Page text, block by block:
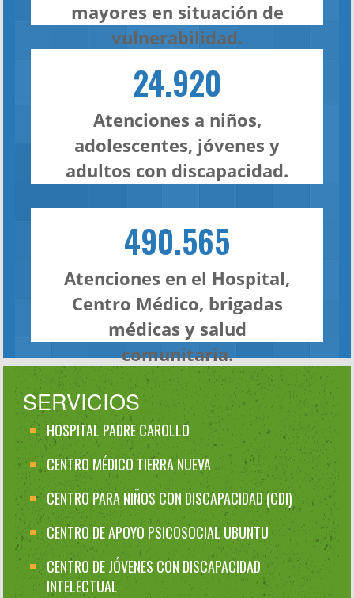
mayores en situación de
vulnerabilidad.
24.920
Atenciones a niños,
adolescentes, jóvenes y
adultos con discapacidad.
490.565
Atenciones en el Hospital,
Centro Médico, brigadas
médicas y salud
comunitaria.
SERVICIOS
HOSPITAL PADRE CAROLLO
CENTRO MÉDICO TIERRA NUEVA
CENTRO PARA NIÑOS CON DISCAPACIDAD (CDI)
CENTRO DE APOYO PSICOSOCIAL UBUNTU
CENTRO DE JÓVENES CON DISCAPACIDAD
INTELECTUAL